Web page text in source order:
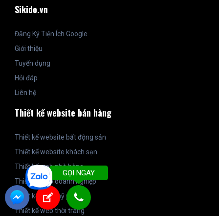
Sikido.vn
Đăng Ký Tiện Ích Google
Giới thiệu
Tuyển dụng
Hỏi đáp
Liên hệ
Thiết kế website bán hàng
Thiết kế website bất động sản
Thiết kế website khách sạn
Thiết kế web nhà hàng
Thiết kế web doanh nghiệp
Thiết kế web mỹ phẩm
Thiết kế web thời trang
GỌI NGAY